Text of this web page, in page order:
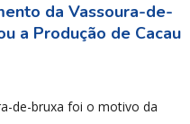
da Vassoura-de-
a Produção de Cacau
de-bruxa foi o motivo da